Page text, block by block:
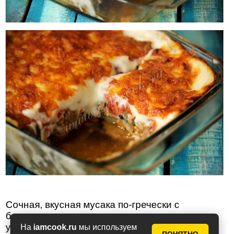
На iamcook.ru мы используем
Сочная, вкусная мусака по-гречески с
баклажанами - кусочек для вас,
угощайтесь! Приятного вам аппетита!!!